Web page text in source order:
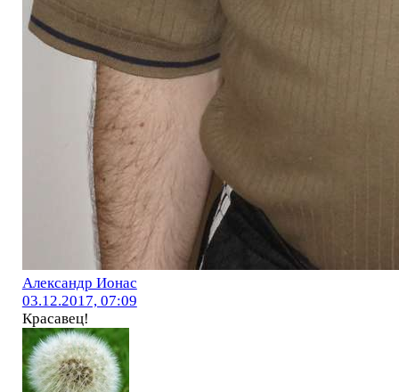
Александр Ионас
03.12.2017, 07:09
Красавец!